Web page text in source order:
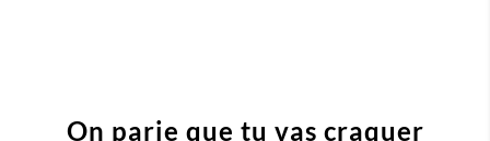
On parie que tu vas craquer